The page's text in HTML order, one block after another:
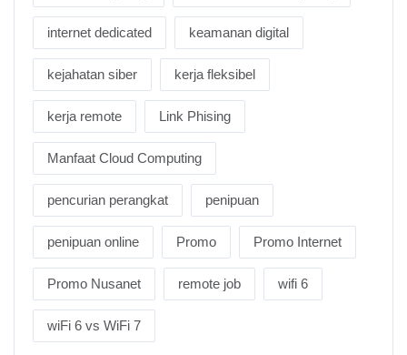
internet dedicated keamanan digital
kejahatan siber kerja fleksibel
kerja remote Link Phising
Manfaat Cloud Computing
pencurian perangkat penipuan
penipuan online Promo Promo Internet
Promo Nusanet remote job wifi 6
wiFi 6 vs WiFi 7